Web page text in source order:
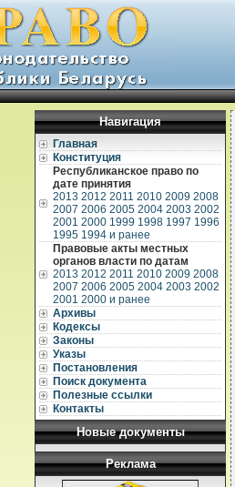
Навигация
Главная
Конституция
Республиканское право по
дате принятия
2013 2012 2011 2010 2009 2008
2007 2006 2005 2004 2003 2002
2001 2000 1999 1998 1997 1996
1995 1994 и ранее
Правовые акты местных
органов власти по датам
2013 2012 2011 2010 2009 2008
2007 2006 2005 2004 2003 2002
2001 2000 и ранее
Архивы
Кодексы
Законы
Указы
Постановления
Поиск документа
Полезные ссылки
Контакты
Новые документы
Реклама